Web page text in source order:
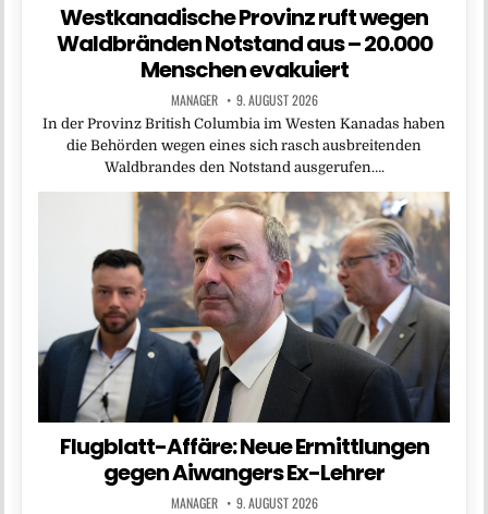
Westkanadische Provinz ruft wegen
Waldbränden Notstand aus – 20.000
Menschen evakuiert
MANAGER 9. AUGUST 2026
In der Provinz British Columbia im Westen Kanadas haben
die Behörden wegen eines sich rasch ausbreitenden
Waldbrandes den Notstand ausgerufen….
Flugblatt-Affäre: Neue Ermittlungen
gegen Aiwangers Ex-Lehrer
MANAGER 9. AUGUST 2026